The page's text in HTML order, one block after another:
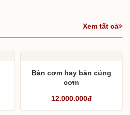
Xem tất cả
Bàn cơm hay bàn cúng
cơm
12.000.000đ